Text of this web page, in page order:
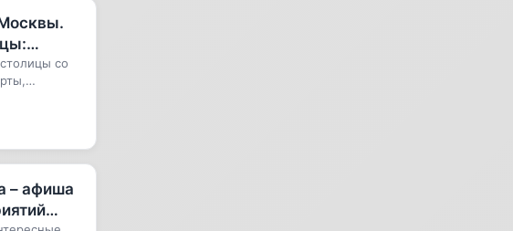
со
– афиша